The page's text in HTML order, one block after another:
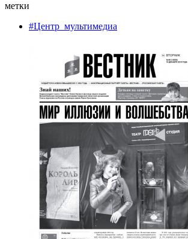
метки
#Центр_мультимедиа